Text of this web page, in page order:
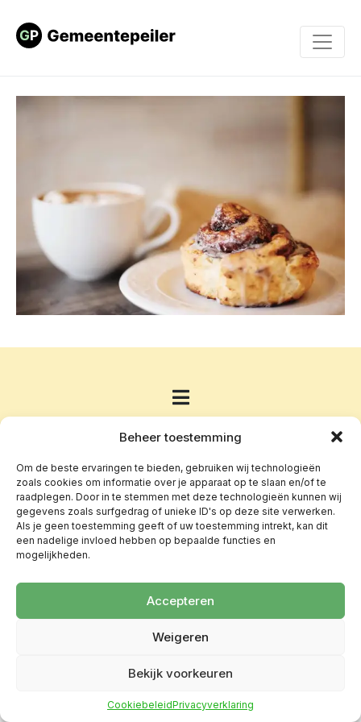
Beheer toestemming
Om de beste ervaringen te bieden, gebruiken wij technologieën
zoals cookies om informatie over je apparaat op te slaan en/of te
raadplegen. Door in te stemmen met deze technologieën kunnen wij
gegevens zoals surfgedrag of unieke ID's op deze site verwerken.
Als je geen toestemming geeft of uw toestemming intrekt, kan dit
een nadelige invloed hebben op bepaalde functies en
mogelijkheden.
Accepteren
Weigeren
Bekijk voorkeuren
CookiebeleidPrivacyverklaring